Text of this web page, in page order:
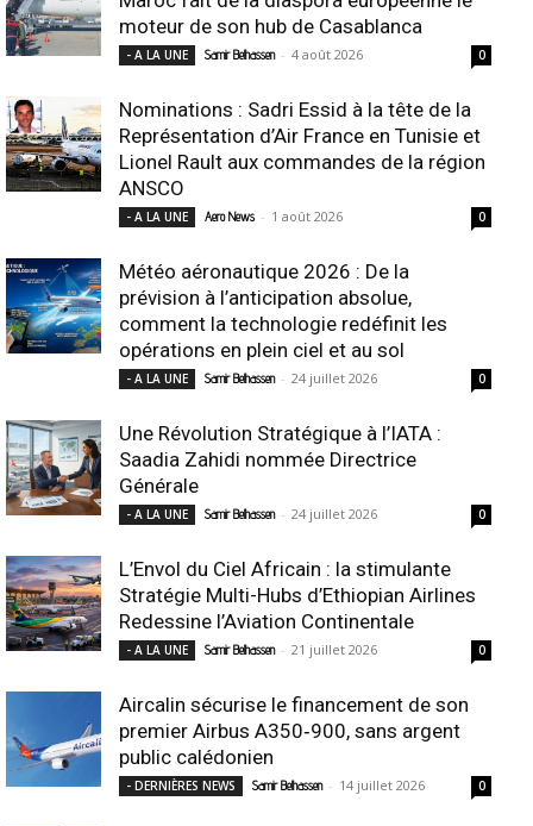
moteur de son hub de Casablanca
- A LA UNE Samir Belhassen - 4 août 2026 0
Nominations : Sadri Essid à la tête de la
Représentation d’Air France en Tunisie et
Lionel Rault aux commandes de la région
ANSCO
- A LA UNE Aero News - 1 août 2026 0
Météo aéronautique 2026 : De la
prévision à l’anticipation absolue,
comment la technologie redéfinit les
opérations en plein ciel et au sol
- A LA UNE Samir Belhassen - 24 juillet 2026 0
Une Révolution Stratégique à l’IATA :
Saadia Zahidi nommée Directrice
Générale
- A LA UNE Samir Belhassen - 24 juillet 2026 0
L’Envol du Ciel Africain : la stimulante
Stratégie Multi-Hubs d’Ethiopian Airlines
Redessine l’Aviation Continentale
- A LA UNE Samir Belhassen - 21 juillet 2026 0
Aircalin sécurise le financement de son
premier Airbus A350‑900, sans argent
public calédonien
- DERNIÈRES NEWS Samir Belhassen - 14 juillet 2026 0